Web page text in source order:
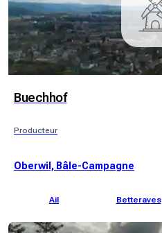
Buechhof
Producteur
Oberwil, Bâle-Campagne
Ail Betteraves